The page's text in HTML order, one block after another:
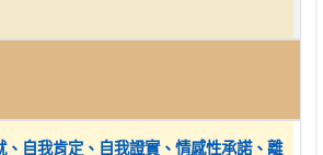
、自我肯定、自我證實、情感性承諾、離